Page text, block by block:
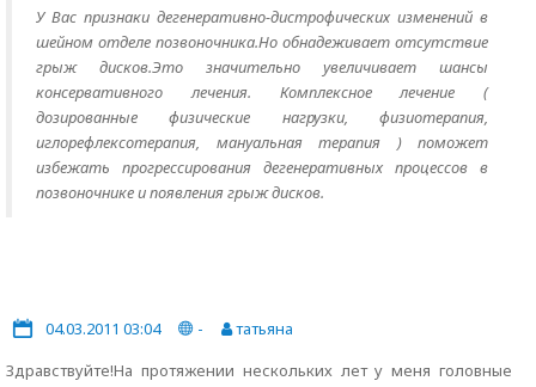
У Вас признаки дегенеративно-дистрофических изменений в
шейном отделе позвоночника.Но обнадеживает отсутствие
грыж дисков.Это значительно увеличивает шансы
консервативного лечения. Комплексное лечение (
дозированные физические нагрузки, физиотерапия,
иглорефлексотерапия, мануальная терапия ) поможет
избежать прогрессирования дегенеративных процессов в
позвоночнике и появления грыж дисков.
04.03.2011 03:04 -
татьяна
Здравствуйте!На протяжении нескольких лет у меня головные